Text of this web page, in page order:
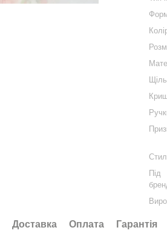
Під
Доставка Оплата Гарантія